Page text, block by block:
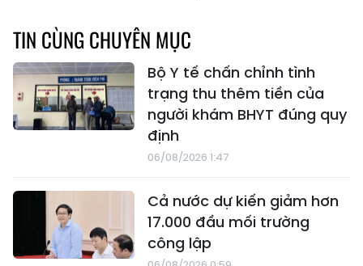
TIN CÙNG CHUYÊN MỤC
Bộ Y tế chấn chỉnh tình
trạng thu thêm tiền của
người khám BHYT đúng quy
định
06/08/2026 1:47
Cả nước dự kiến giảm hơn
17.000 đầu mối trường
công lập